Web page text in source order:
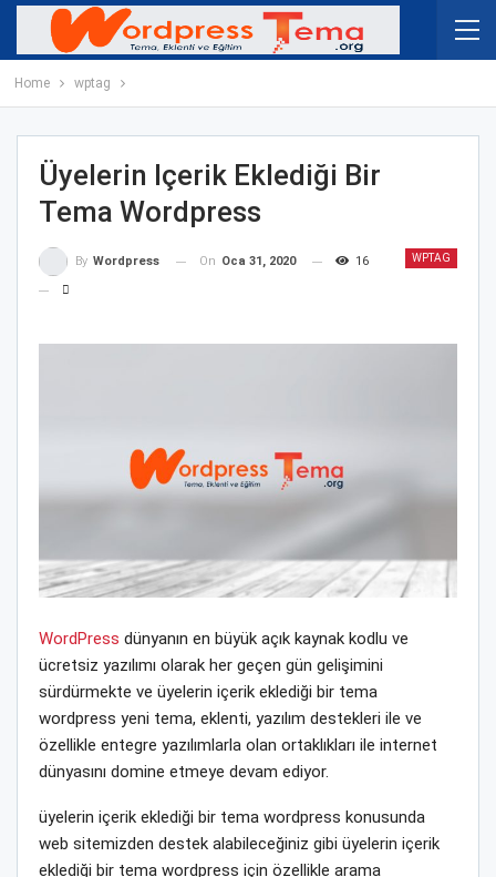
Home wptag
Üyelerin Içerik Eklediği Bir
Tema Wordpress
WPTAG
By Wordpress On Oca 31, 2020 16
WordPress dünyanın en büyük açık kaynak kodlu ve
ücretsiz yazılımı olarak her geçen gün gelişimini
sürdürmekte ve üyelerin içerik eklediği bir tema
wordpress yeni tema, eklenti, yazılım destekleri ile ve
özellikle entegre yazılımlarla olan ortaklıkları ile internet
dünyasını domine etmeye devam ediyor.
üyelerin içerik eklediği bir tema wordpress konusunda
web sitemizden destek alabileceğiniz gibi üyelerin içerik
eklediği bir tema wordpress için özellikle arama